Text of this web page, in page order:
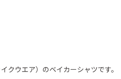
クウエア）のベイカーシャツです。